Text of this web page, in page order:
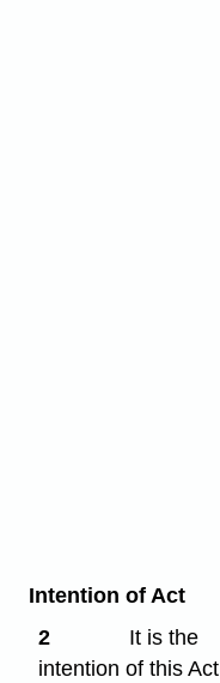
Intention of Act
2
It is the
intention of this Act